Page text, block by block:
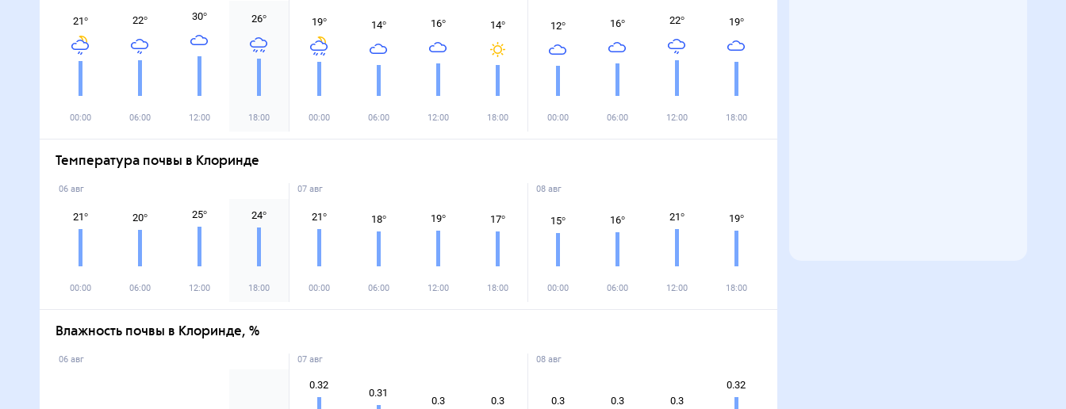
21°
00:00
22°
06:00
30°
12:00
26°
18:00
19°
00:00
14°
06:00
16°
12:00
14°
18:00
12°
00:00
16°
06:00
22°
12:00
19°
18:00
Температура почвы в Клоринде
06 авг
21°
00:00
20°
06:00
25°
12:00
24°
18:00
07 авг
21°
00:00
18°
06:00
19°
12:00
17°
18:00
08 авг
15°
00:00
16°
06:00
21°
12:00
19°
18:00
Влажность почвы в Клоринде, %
06 авг 07 авг
0.32
0.31
0.3 0.3
08 авг
0.3 0.3 0.3
0.32